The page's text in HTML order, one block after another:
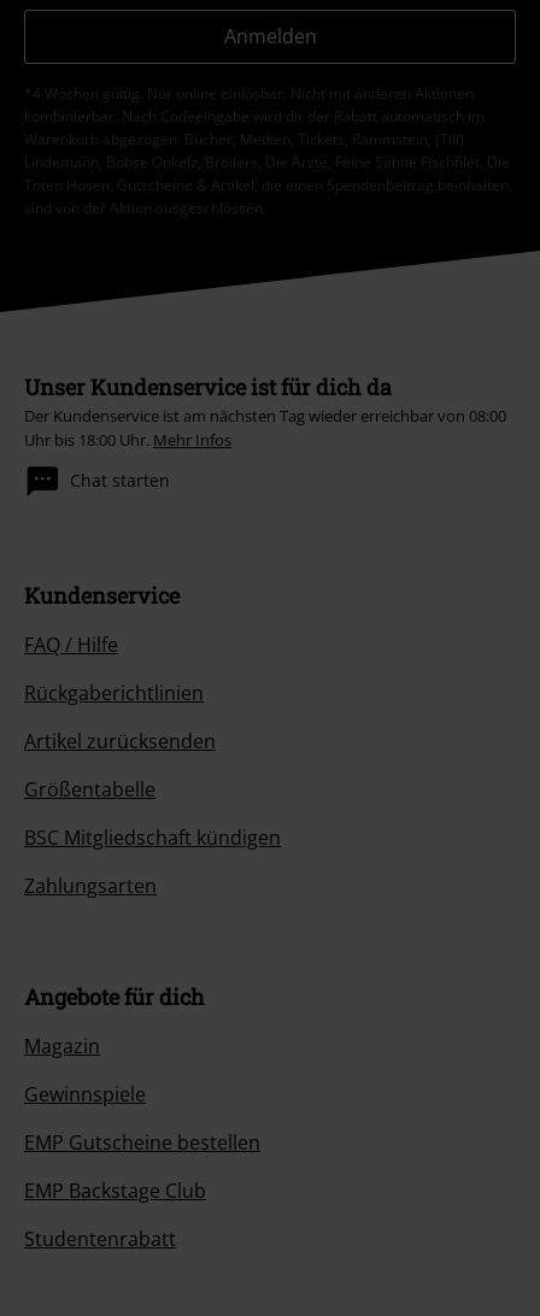
Anmelden
*4 Wochen gültig. Nur online einlösbar. Nicht mit anderen Aktionen
kombinierbar. Nach Codeeingabe wird dir der Rabatt automatisch im
Warenkorb abgezogen. Bücher, Medien, Tickets, Rammstein, (Till)
Lindemann, Böhse Onkelz, Broilers, Die Ärzte, Feine Sahne Fischfilet, Die
Toten Hosen, Gutscheine & Artikel, die einen Spendenbeitrag beinhalten,
sind von der Aktion ausgeschlossen.
Unser Kundenservice ist für dich da
Der Kundenservice ist am nächsten Tag wieder erreichbar von 08:00
Uhr bis 18:00 Uhr. Mehr Infos
Chat starten
Kundenservice
FAQ / Hilfe
Rückgaberichtlinien
Artikel zurücksenden
Größentabelle
BSC Mitgliedschaft kündigen
Zahlungsarten
Angebote für dich
Magazin
Gewinnspiele
EMP Gutscheine bestellen
EMP Backstage Club
Studentenrabatt